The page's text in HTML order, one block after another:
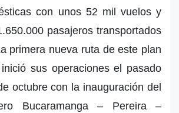
con unos 52 mil vuelos y
pasajeros transportados
primera nueva ruta de este plan
sus operaciones el pasado
octubre con la inauguración del
Bucaramanga – Pereira –